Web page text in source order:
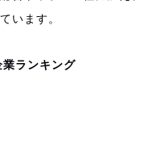
います。
ランキング